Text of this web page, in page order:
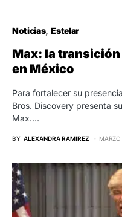
Noticias Estelar
Max: la transición
en México
Para fortalecer su
Bros. Discovery presenta
Max.…
BY ALEXANDRA RAMIREZ